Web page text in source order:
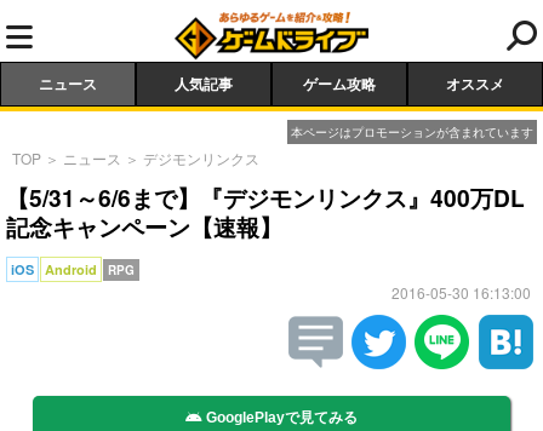
ニュース 人気記事 ゲーム攻略 オススメ
本ページはプロモーションが含まれています
TOP ＞ ニュース ＞ デジモンリンクス
【5/31～6/6まで】『デジモンリンクス』400万DL
記念キャンペーン【速報】
iOS Android RPG
2016-05-30 16:13:00
GooglePlayで見てみる